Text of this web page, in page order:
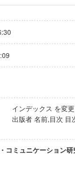
インデックス を変更
出版者 名前,目次 目
コミュニケーション